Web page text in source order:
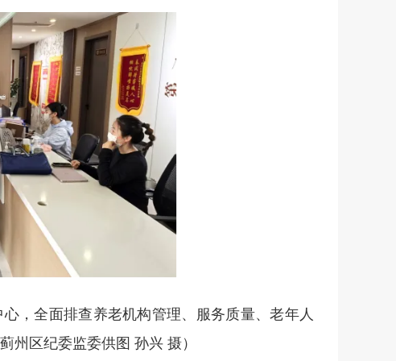
，全面排查养老机构管理、服务质量、老年人
蓟州区纪委监委供图 孙兴 摄）